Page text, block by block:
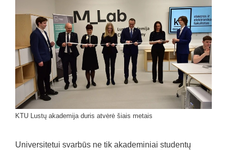
KTU Lustų akademija duris atvėrė šiais metais
Universitetui svarbūs ne tik akademiniai studentų